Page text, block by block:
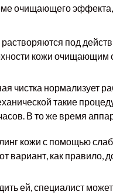
очищающего
под
кожи очищающим
чистка нормализует
такие
В то же время
кожи с помощью
вариант, как правило,
ей, специалист